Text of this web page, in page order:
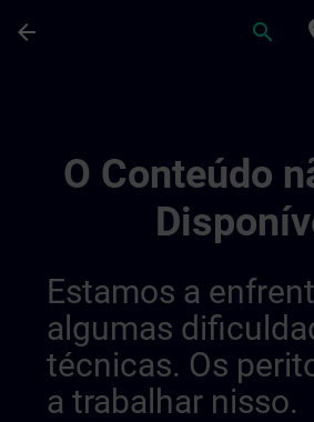
arrow_back search
O Conteúdo
Estamos a
algumas
técnicas. Os
a trabalhar nisso.